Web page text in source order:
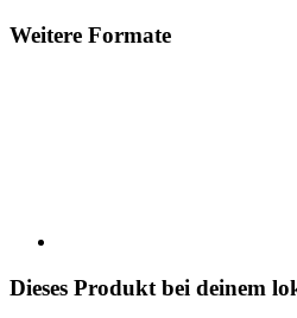
Weitere Formate
Dieses Produkt bei deinem